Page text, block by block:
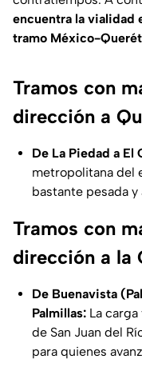
encuentra la vialidad
tramo México-
Tramos con
dirección a
De La Piedad a El
metropolitana del
bastante pesada
Tramos con
dirección a la
De Buenavista
Palmillas: La
de San Juan del
para quienes